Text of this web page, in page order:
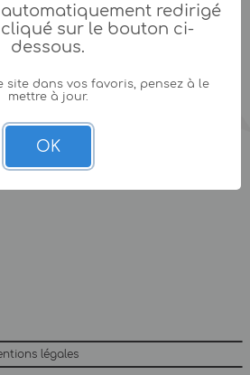
légales
redirigé
sur le bouton ci-
dessous.
site dans vos favoris, pensez à le
mettre à jour.
OK